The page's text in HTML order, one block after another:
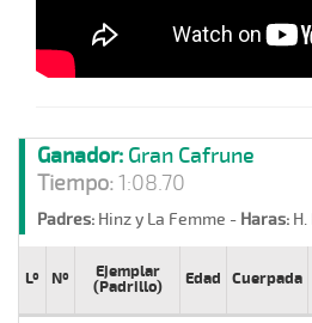
Ganador: Gran Cafrune
Tiempo:1:08.70
Padres: Hinz y La Femme - Haras:
Lº Nº
Ejemplar
(Padrillo)
Edad Cuerpada